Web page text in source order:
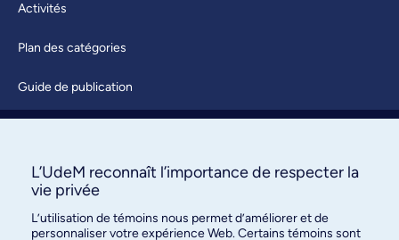
Activités
Plan des catégories
Guide de publication
À propos / Nous joindre
L’UdeM reconnaît l’importance de respecter la
vie privée
L’utilisation de témoins nous permet d’améliorer et de
personnaliser votre expérience Web. Certains témoins sont